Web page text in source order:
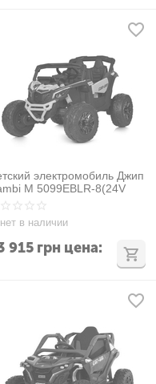
электромобиль Джип
M 5099EBLR-8(24V
нет в наличии
915 грн цена: